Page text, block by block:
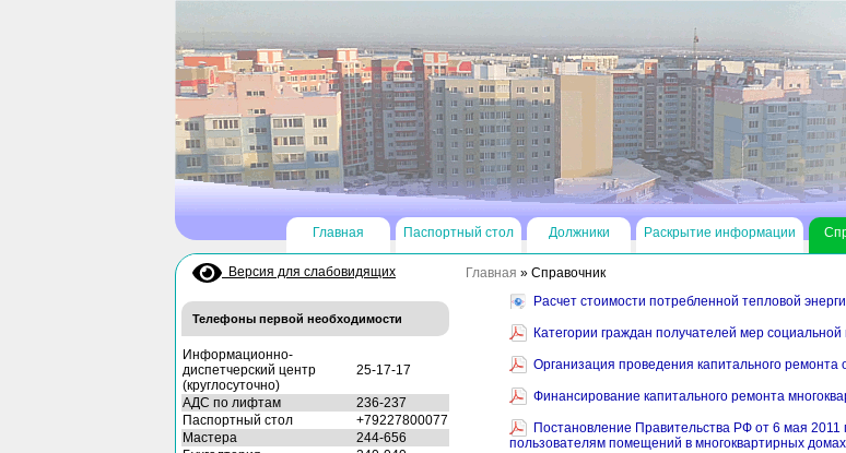
Главная Паспортный стол Должники Раскрытие информации
Версия для слабовидящих
Телефоны первой необходимости
Информационно-
диспетчерский центр
(круглосуточно)
25-17-17
АДС по лифтам
236-237
Паспортный стол
+79227800077
Мастера
244-656
Главная » Справочник
Расчет стоимости потребленной тепловой
Категории граждан получателей мер социальной
Организация проведения капитального
Финансирование капитального ремонта
Постановление Правительства РФ от 6 мая 2011
пользователям помещений в многоквартирных